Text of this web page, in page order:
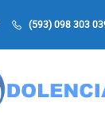
(593) 098 303